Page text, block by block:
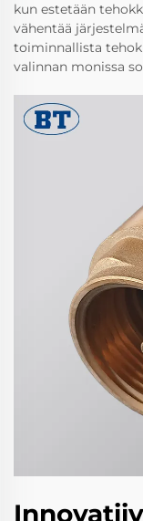
kun estetään
vähentää
toiminnallista
valinnan monissa